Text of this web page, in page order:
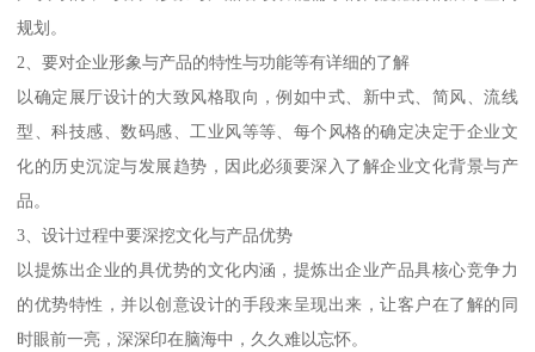
规划。
2、要对企业形象与产品的特性与功能等有详细的了解
以确定展厅设计的大致风格取向，例如中式、新中式、简风、流线
型、科技感、数码感、工业风等等、每个风格的确定决定于企业文
化的历史沉淀与发展趋势，因此必须要深入了解企业文化背景与产
品。
3、设计过程中要深挖文化与产品优势
以提炼出企业的具优势的文化内涵，提炼出企业产品具核心竞争力
的优势特性，并以创意设计的手段来呈现出来，让客户在了解的同
时眼前一亮，深深印在脑海中，久久难以忘怀。